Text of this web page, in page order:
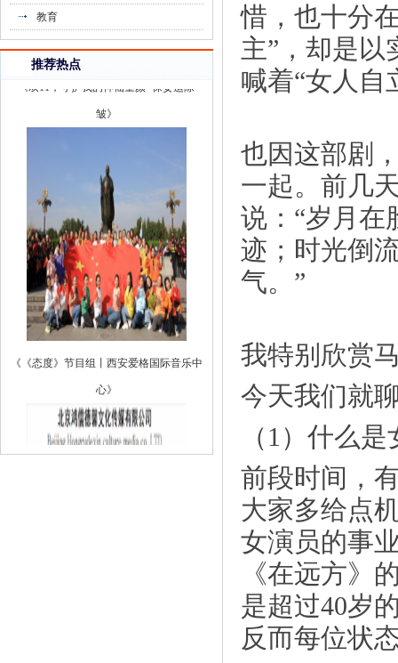
教育
推荐热点
《双11，守护我的神仙童颜~保妥适除
《《态度》节目组丨西安爱格国际音乐中
心》
惜，也十分
主”，却是
喊着“女人自
也因这部剧
一起。前几
说：“岁月在
迹；时光倒
气。”
我特别欣赏
今天我们就
（1）什么
前段时间，
大家多给点
女演员的事
《在远方》
是超过40岁
反而每位状